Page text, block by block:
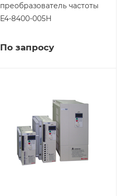
преобразователь частоты
E4-8400-005Н
По запросу